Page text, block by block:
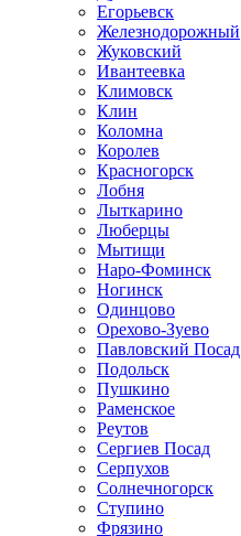
Егорьевск
Железнодорожный
Жуковский
Ивантеевка
Климовск
Клин
Коломна
Королев
Красногорск
Лобня
Лыткарино
Люберцы
Мытищи
Наро-Фоминск
Ногинск
Одинцово
Орехово-Зуево
Павловский Посад
Подольск
Пушкино
Раменское
Реутов
Сергиев Посад
Серпухов
Солнечногорск
Ступино
Фрязино